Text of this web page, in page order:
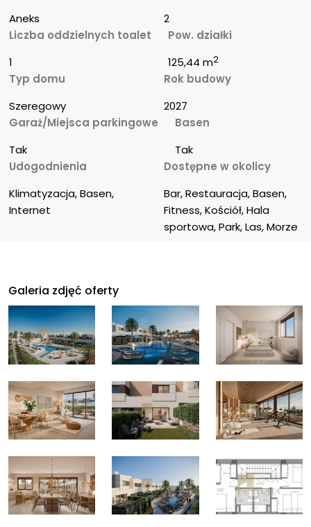
Aneks
2
Liczba oddzielnych toalet
1
Pow. działki
125,44 m2
Typ domu
Szeregowy
Rok budowy
2027
Garaż/Miejsca parkingowe
Tak
Basen
Tak
Udogodnienia
Klimatyzacja, Basen,
Internet
Dostępne w okolicy
Bar, Restauracja, Basen,
Fitness, Kościół, Hala
sportowa, Park, Las, Morze
Galeria zdjęć oferty